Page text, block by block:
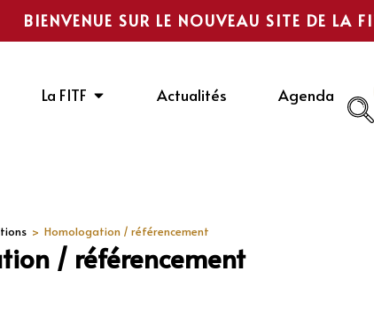
BIENVENUE SUR LE NOUVEAU SITE DE LA
La FITF Actualités
Agenda
> Homologation / référencement
/ référencement